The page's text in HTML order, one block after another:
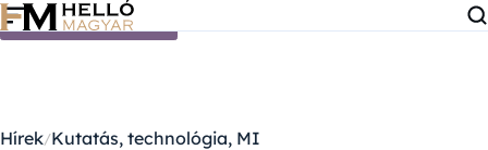
Ugrás a tartalomra
Hírek Kutatás, technológia, MI